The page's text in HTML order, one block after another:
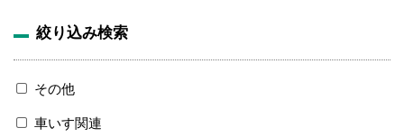
絞り込み検索
その他
車いす関連